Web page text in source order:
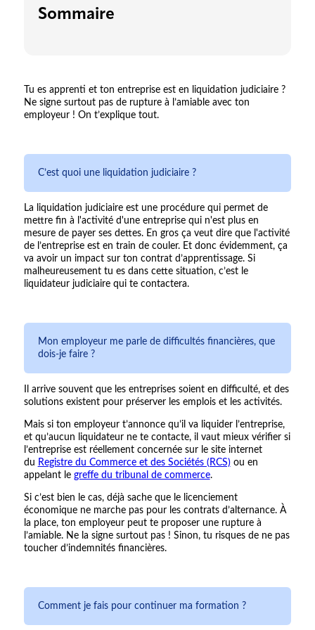
Sommaire
Tu es apprenti et ton entreprise est en liquidation judiciaire ?
Ne signe surtout pas de rupture à l’amiable avec ton
employeur ! On t’explique tout.
C’est quoi une liquidation judiciaire ?
La liquidation judiciaire est une procédure qui permet de
mettre fin à l'activité d'une entreprise qui n'est plus en
mesure de payer ses dettes. En gros ça veut dire que l'activité
de l’entreprise est en train de couler. Et donc évidemment, ça
va avoir un impact sur ton contrat d’apprentissage. Si
malheureusement tu es dans cette situation, c’est le
liquidateur judiciaire qui te contactera.
Mon employeur me parle de difficultés financières, que
dois-je faire ?
Il arrive souvent que les entreprises soient en difficulté, et des
solutions existent pour préserver les emplois et les activités.
Mais si ton employeur t’annonce qu’il va liquider l’entreprise,
et qu’aucun liquidateur ne te contacte, il vaut mieux vérifier si
l’entreprise est réellement concernée sur le site internet
du Registre du Commerce et des Sociétés (RCS)ou en
appelant le greffe du tribunal de commerce.
Si c’est bien le cas, déjà sache que le licenciement
économique ne marche pas pour les contrats d’alternance. À
la place, ton employeur peut te proposer une rupture à
l’amiable. Ne la signe surtout pas ! Sinon, tu risques de ne pas
toucher d’indemnités financières.
Comment je fais pour continuer ma formation ?